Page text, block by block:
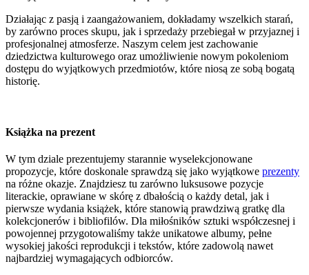
Działając z pasją i zaangażowaniem, dokładamy wszelkich starań,
by zarówno proces skupu, jak i sprzedaży przebiegał w przyjaznej i
profesjonalnej atmosferze. Naszym celem jest zachowanie
dziedzictwa kulturowego oraz umożliwienie nowym pokoleniom
dostępu do wyjątkowych przedmiotów, które niosą ze sobą bogatą
historię.
Książka na prezent
W tym dziale prezentujemy starannie wyselekcjonowane
propozycje, które doskonale sprawdzą się jako wyjątkowe prezenty
na różne okazje. Znajdziesz tu zarówno luksusowe pozycje
literackie, oprawiane w skórę z dbałością o każdy detal, jak i
pierwsze wydania książek, które stanowią prawdziwą gratkę dla
kolekcjonerów i bibliofilów. Dla miłośników sztuki współczesnej i
powojennej przygotowaliśmy także unikatowe albumy, pełne
wysokiej jakości reprodukcji i tekstów, które zadowolą nawet
najbardziej wymagających odbiorców.